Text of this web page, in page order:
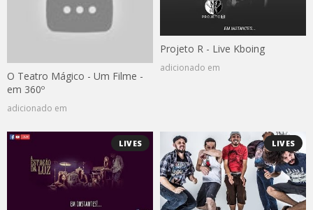
O Teatro Mágico - Um Filme -
em 360º
adicionado em
Projeto R - Live Kboing
adicionado em
LIVES LIVES